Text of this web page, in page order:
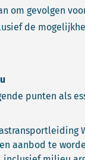
om gevolgen
de
punten als
aanbod te